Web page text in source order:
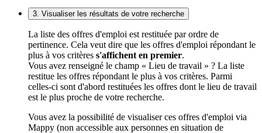
3. Visualiser les résultats de votre recherche
La liste des offres d'emploi est restituée par ordre de
pertinence. Cela veut dire que les offres d'emploi répondant le
plus à vos critères s'affichent en premier.
Vous avez renseigné le champ « Lieu de travail » ? La liste
restitue les offres répondant le plus à vos critères. Parmi
celles-ci sont d'abord restituées les offres dont le lieu de travail
est le plus proche de votre recherche.
Vous avez la possibilité de visualiser ces offres d'emploi via
Mappy (non accessible aux personnes en situation de